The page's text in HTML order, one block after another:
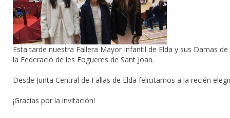
Esta tarde nuestra Fallera Mayor Infantil de Elda y sus Damas
la Federació de les Fogueres de Sant Joan.
Desde Junta Central de Fallas de Elda felicitamos a la recién
¡Gracias por la invitación!